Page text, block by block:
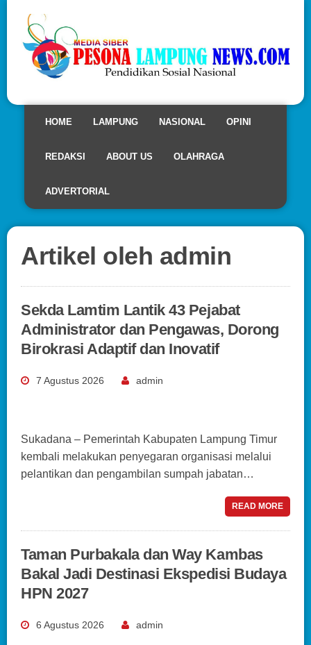
HOME LAMPUNG NASIONAL OPINI
REDAKSI ABOUT US OLAHRAGA
ADVERTORIAL
Artikel oleh admin
Sekda Lamtim Lantik 43 Pejabat
Administrator dan Pengawas, Dorong
Birokrasi Adaptif dan Inovatif
7 Agustus 2026 admin
Sukadana – Pemerintah Kabupaten Lampung Timur
kembali melakukan penyegaran organisasi melalui
pelantikan dan pengambilan sumpah jabatan…
READ MORE
Taman Purbakala dan Way Kambas
Bakal Jadi Destinasi Ekspedisi Budaya
HPN 2027
6 Agustus 2026 admin